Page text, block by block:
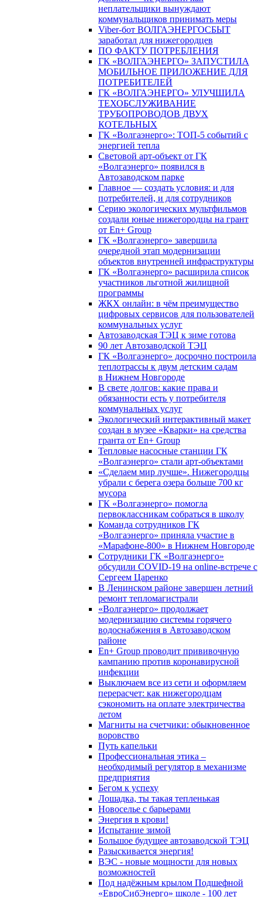
неплательщики вынуждают
коммунальщиков принимать меры
Viber-бот ВОЛГАЭНЕРГОСБЫТ
заработал для нижегородцев
ПО ФАКТУ ПОТРЕБЛЕНИЯ
ГК «ВОЛГАЭНЕРГО» ЗАПУСТИЛА
МОБИЛЬНОЕ ПРИЛОЖЕНИЕ ДЛЯ
ПОТРЕБИТЕЛЕЙ
ГК «ВОЛГАЭНЕРГО» УЛУЧШИЛА
ТЕХОБСЛУЖИВАНИЕ
ТРУБОПРОВОДОВ ДВУХ
КОТЕЛЬНЫХ
ГК «Волгаэнерго»: ТОП-5 событий с
энергией тепла
Световой арт-объект от ГК
«Волгаэнерго» появился в
Автозаводском парке
Главное — создать условия: и для
потребителей, и для сотрудников
Серию экологических мультфильмов
создали юные нижегородцы на грант
от En+ Group
ГК «Волгаэнерго» завершила
очередной этап модернизации
объектов внутренней инфраструктуры
ГК «Волгаэнерго» расширила список
участников льготной жилищной
программы
ЖКХ онлайн: в чём преимущество
цифровых сервисов для пользователей
коммунальных услуг
Автозаводская ТЭЦ к зиме готова
90 лет Автозаводской ТЭЦ
ГК «Волгаэнерго» досрочно построила
теплотрассы к двум детским садам
в Нижнем Новгороде
В свете долгов: какие права и
обязанности есть у потребителя
коммунальных услуг
Экологический интерактивный макет
создан в музее «Кварки» на средства
гранта от En+ Group
Тепловые насосные станции ГК
«Волгаэнерго» стали арт-объектами
«Сделаем мир лучше». Нижегородцы
убрали с берега озера больше 700 кг
мусора
ГК «Волгаэнерго» помогла
первоклассникам собраться в школу
Команда сотрудников ГК
«Волгаэнерго» приняла участие в
«Марафоне-800» в Нижнем Новгороде
Сотрудники ГК «Волгаэнерго»
обсудили COVID-19 на online-встрече с
Сергеем Царенко
В Ленинском районе завершен летний
ремонт тепломагистрали
«Волгаэнерго» продолжает
модернизацию системы горячего
водоснабжения в Автозаводском
районе
En+ Group проводит прививочную
кампанию против коронавирусной
инфекции
Выключаем все из сети и оформляем
перерасчет: как нижегородцам
сэкономить на оплате электричества
летом
Магниты на счетчики: обыкновенное
воровство
Путь капельки
Профессиональная этика –
необходимый регулятор в механизме
предприятия
Бегом к успеху
Лошадка, ты такая тепленькая
Новоселье с барьерами
Энергия в крови!
Испытание зимой
Большое будущее автозаводской ТЭЦ
Разыскивается энергия!
ВЭС - новые мощности для новых
возможностей
Под надёжным крылом Подшефной
«ЕвроСибЭнерго» школе - 100 лет